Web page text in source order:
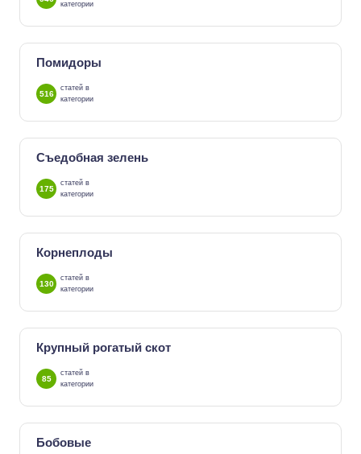
категории
Помидоры
516
статей в
категории
Съедобная зелень
175
статей в
категории
Корнеплоды
130
статей в
категории
Крупный рогатый скот
85
статей в
категории
Бобовые